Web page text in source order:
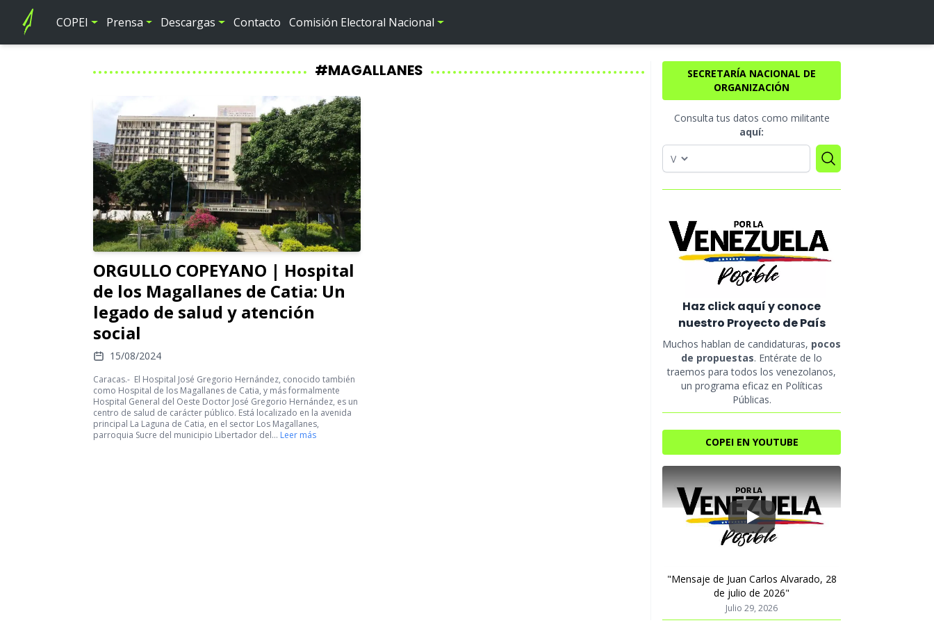
COPEI Prensa Descargas Contacto Comisión Electoral Nacional
#MAGALLANES
ORGULLO COPEYANO | Hospital
de los Magallanes de Catia: Un
legado de salud y atención
social
15/08/2024
Caracas.- El Hospital José Gregorio Hernández, conocido también
como Hospital de los Magallanes de Catia, y más formalmente
Hospital General del Oeste Doctor José Gregorio Hernández, es un
centro de salud de carácter público. Está localizado en la avenida
principal La Laguna de Catia, en el sector Los Magallanes,
parroquia Sucre del municipio Libertador del… Leer más
SECRETARÍA NACIONAL DE
ORGANIZACIÓN
Consulta tus datos como militante
aquí:
Haz click aquí y conoce
nuestro Proyecto de País
Muchos hablan de candidaturas, pocos
de propuestas. Entérate de lo
traemos para todos los venezolanos,
un programa eficaz en Políticas
Públicas.
COPEI EN YOUTUBE
Play
"Mensaje de Juan Carlos Alvarado, 28
de julio de 2026"
Julio 29, 2026